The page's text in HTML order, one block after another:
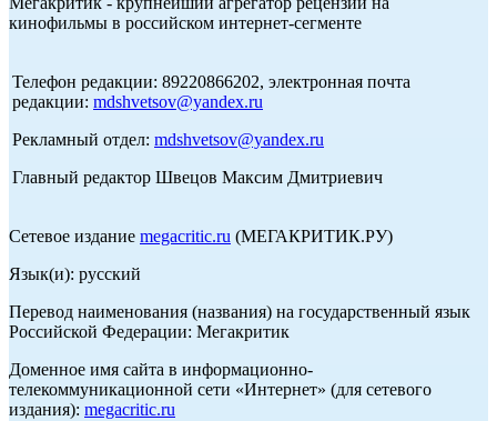
кинофильмы в российском интернет-сегменте
Телефон редакции: 89220866202, электронная почта
редакции: mdshvetsov@yandex.ru
Рекламный отдел: mdshvetsov@yandex.ru
Главный редактор Швецов Максим Дмитриевич
Сетевое издание megacritic.ru (МЕГАКРИТИК.РУ)
Язык(и): русский
Перевод наименования (названия) на государственный язык
Российской Федерации: Мегакритик
Доменное имя сайта в информационно-
телекоммуникационной сети «Интернет» (для сетевого
издания): megacritic.ru